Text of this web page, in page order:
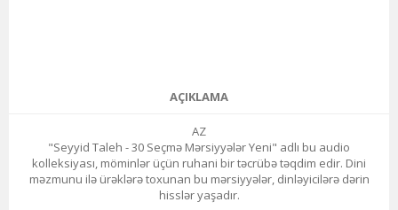
AÇIKLAMA
AZ
"Seyyid Taleh - 30 Seçmə Mərsiyyələr Yeni" adlı bu audio
kolleksiyası, möminlər üçün ruhani bir təcrübə təqdim edir. Dini
məzmunu ilə ürəklərə toxunan bu mərsiyyələr, dinləyicilərə dərin
hisslər yaşadır.